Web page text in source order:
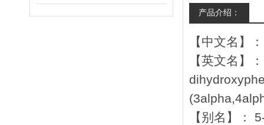
产品介绍：
【中文名】
【英文名】
【别名】：